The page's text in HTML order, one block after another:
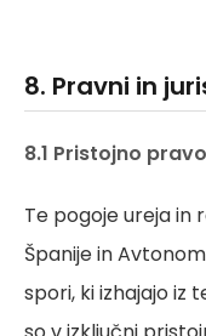
8. Pravni in
8.1 Pristojno pravo
Te pogoje ureja in
Španije in
spori, ki izhajajo iz